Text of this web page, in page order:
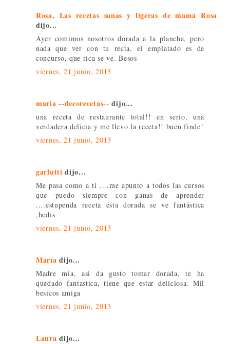
Rosa, Las recetas sanas y ligeras de mamá Rosa
dijo...
Ayer comimos nosotros dorada a la plancha, pero
nada que ver con tu recta, el emplatado es de
concurso, que rica se ve. Besos
viernes, 21 junio, 2013
maria --decorecetas-- dijo...
una receta de restaurante total!! en serio, una
verdadera delicia y me llevo la receta!! buen finde!
viernes, 21 junio, 2013
garlutti dijo...
Me pasa como a ti ....me apunto a todos las cursos
que puedo siempre con ganas de aprender
....estupenda receta ésta dorada se ve fantástica
,bedis
viernes, 21 junio, 2013
María dijo...
Madre mia, asi da gusto tomar dorada, te ha
quedado fantastica, tiene que estar deliciosa. Mil
besicos amiga
viernes, 21 junio, 2013
Laura dijo...